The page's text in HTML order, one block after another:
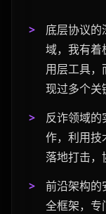
底层协议的
域，我有着
用层工具，
现过多个关
反诈领域的
作，利用技
落地打击，
前沿架构的
全框架，专